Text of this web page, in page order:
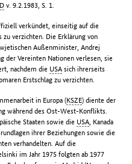
v. 9.2.1983, S. 1.
verkündet, einseitig auf die
verzichten. Die Erklärung von
Außenminister, Andrej
der Vereinten Nationen verlesen, sie
nachdem die USA sich ihrerseits
Erstschlag zu verzichten.
in Europa (KSZE) diente der
während des Ost-West-Konflikts.
Staaten sowie die USA, Kanada
ihrer Beziehungen sowie die
verhandelten. Auf die
im Jahr 1975 folgten ab 1977